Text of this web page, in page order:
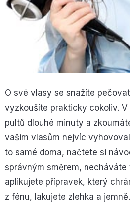
O své vlasy se snažíte
vyzkoušíte prakticky cokoliv.
pultů dlouhé minuty a
vašim vlasům nejvíc
to samé doma, načtete si
správným směrem, necháváte
aplikujete přípravek, který
z fénu, lakujete zlehka a jemně.